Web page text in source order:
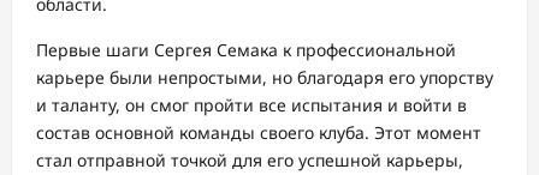
области.
Первые шаги Сергея Семака к профессиональной
карьере были непростыми, но благодаря его упорству
и таланту, он смог пройти все испытания и войти в
состав основной команды своего клуба. Этот момент
стал отправной точкой для его успешной карьеры,